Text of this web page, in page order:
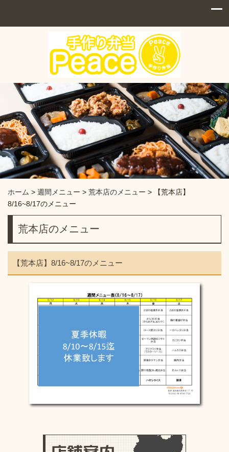
ホーム > 週間メニュー > 荒本店のメニュー >
【荒本店】
8/16~8/17のメニュー
荒本店のメニュー
【荒本店】8/16~8/17のメニュー